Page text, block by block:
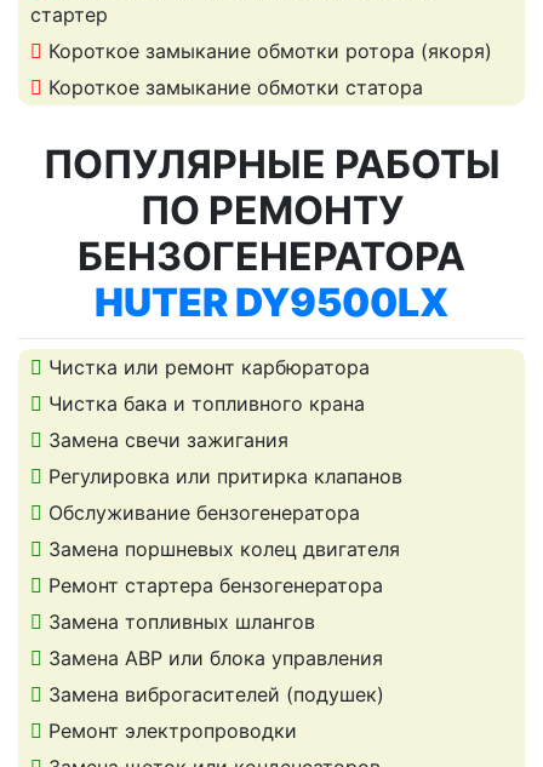
стартер
Короткое замыкание обмотки ротора (якоря)
Короткое замыкание обмотки статора
ПОПУЛЯРНЫЕ РАБОТЫ
ПО РЕМОНТУ
БЕНЗОГЕНЕРАТОРА
HUTER DY9500LX
Чистка или ремонт карбюратора
Чистка бака и топливного крана
Замена свечи зажигания
Регулировка или притирка клапанов
Обслуживание бензогенератора
Замена поршневых колец двигателя
Ремонт стартера бензогенератора
Замена топливных шлангов
Замена АВР или блока управления
Замена виброгасителей (подушек)
Ремонт электропроводки